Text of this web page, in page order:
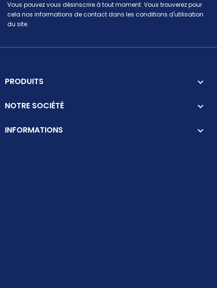
Vous pouvez vous désinscrire à tout moment. Vous trouverez pour
cela nos informations de contact dans les conditions d'utilisation
du site.
PRODUITS 
NOTRE SOCIÉTÉ 
INFORMATIONS keyboard_arrow_down